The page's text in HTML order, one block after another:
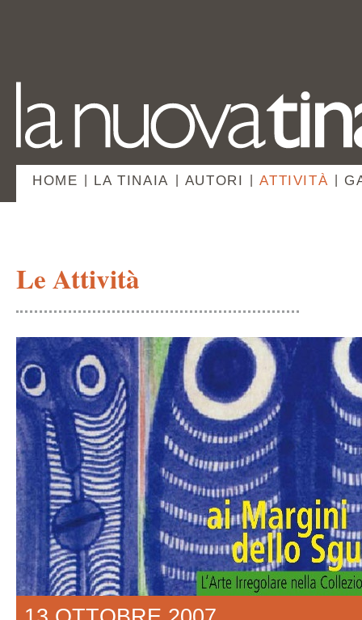
HOME LA TINAIA AUTORI ATTIVITÀ
Le Attività